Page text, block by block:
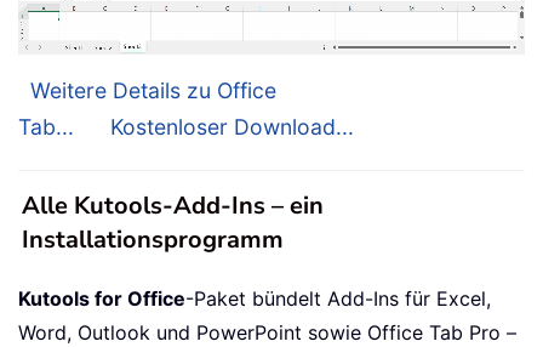
Weitere Details zu Office
Tab...
Kostenloser Download...
Alle Kutools-Add-Ins – ein
Installationsprogramm
Kutools for Office-Paket bündelt Add-Ins für Excel,
Word, Outlook und PowerPoint sowie Office Tab Pro –